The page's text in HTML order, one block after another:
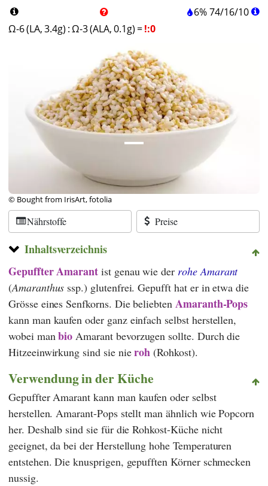
6%74/16/10
Ω-6 (LA, 3.4g) :Ω-3 (ALA, 0.1g) =!:0
© Bought from IrisArt, fotolia
Nährstoffe Preise
Inhaltsverzeichnis
GepuffterAmarant ist genau wie der rohe Amarant
(Amaranthus ssp.) glutenfrei. Gepufft hat er in etwa die
Grösse eines Senfkorns. Die beliebten Amaranth-Pops
kann man kaufen oder ganz einfach selbst herstellen,
wobei manbioAmarant bevorzugen sollte. Durch die
Hitzeeinwirkung sind sie nieroh (Rohkost).
Verwendung in der Küche
Gepuffter Amarant kann man kaufen oder selbst
herstellen. Amarant-Pops stellt man ähnlich wie Popcorn
her. Deshalb sind sie für die Rohkost-Küche nicht
geeignet, da bei der Herstellung hohe Temperaturen
entstehen. Die knusprigen, gepufften Körner schmecken
nussig.